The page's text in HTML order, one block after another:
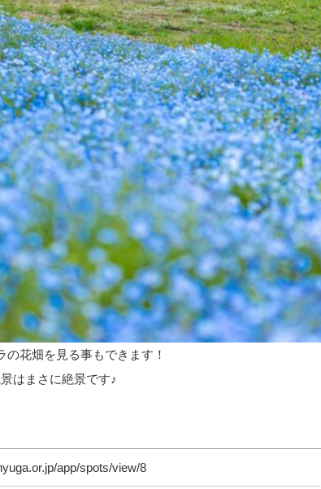
花畑を見る事もできます！
はまさに絶景です♪
app/spots/view/8